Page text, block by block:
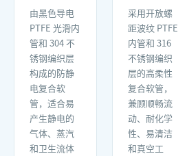
由黑色导电
PTFE 光滑内
管和 304 不
锈钢编织层
构成的防静
电复合软
管，适合易
产生静电的
气体、蒸汽
和卫生流体
采用开放螺
距波纹 PTFE
内管和 316
不锈钢编织
层的高柔性
复合软管，
兼顾顺畅流
动、耐化学
性、易清洁
和真空工